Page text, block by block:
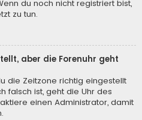
du noch nicht registriert bist,
zu tun.
aber die Forenuhr geht
die Zeitzone richtig eingestellt
falsch ist, geht die Uhr des
einen Administrator, damit